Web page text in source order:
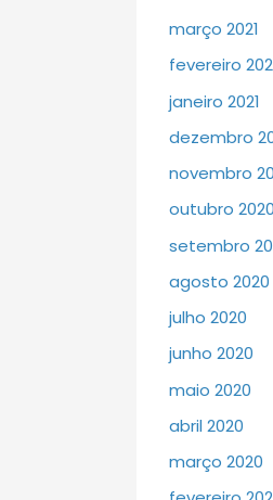
março 2021
fevereiro
janeiro 2021
dezembro
novembro
outubro 2020
setembro
agosto 2020
julho 2020
junho 2020
maio 2020
abril 2020
março 2020